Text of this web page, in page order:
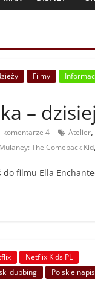
Filmy
–
komentarze 4 Atelier,
The Comeback Kid,
filmu Ella
Netflix Kids PL
dubbing
Polskie